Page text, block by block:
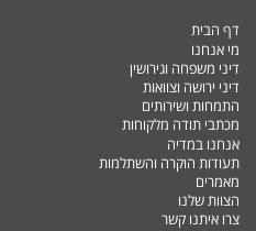
דף הבית
מי אנחנו
דיני משפחה וגירושין
דיני ירושה וצוואות
התמחות ושירותים
מכתבי תודה מלקוחות
אנחנו במדיה
תעודות הוקרה והשתלמות
מאמרים
הצוות שלנו
צרו איתנו קשר